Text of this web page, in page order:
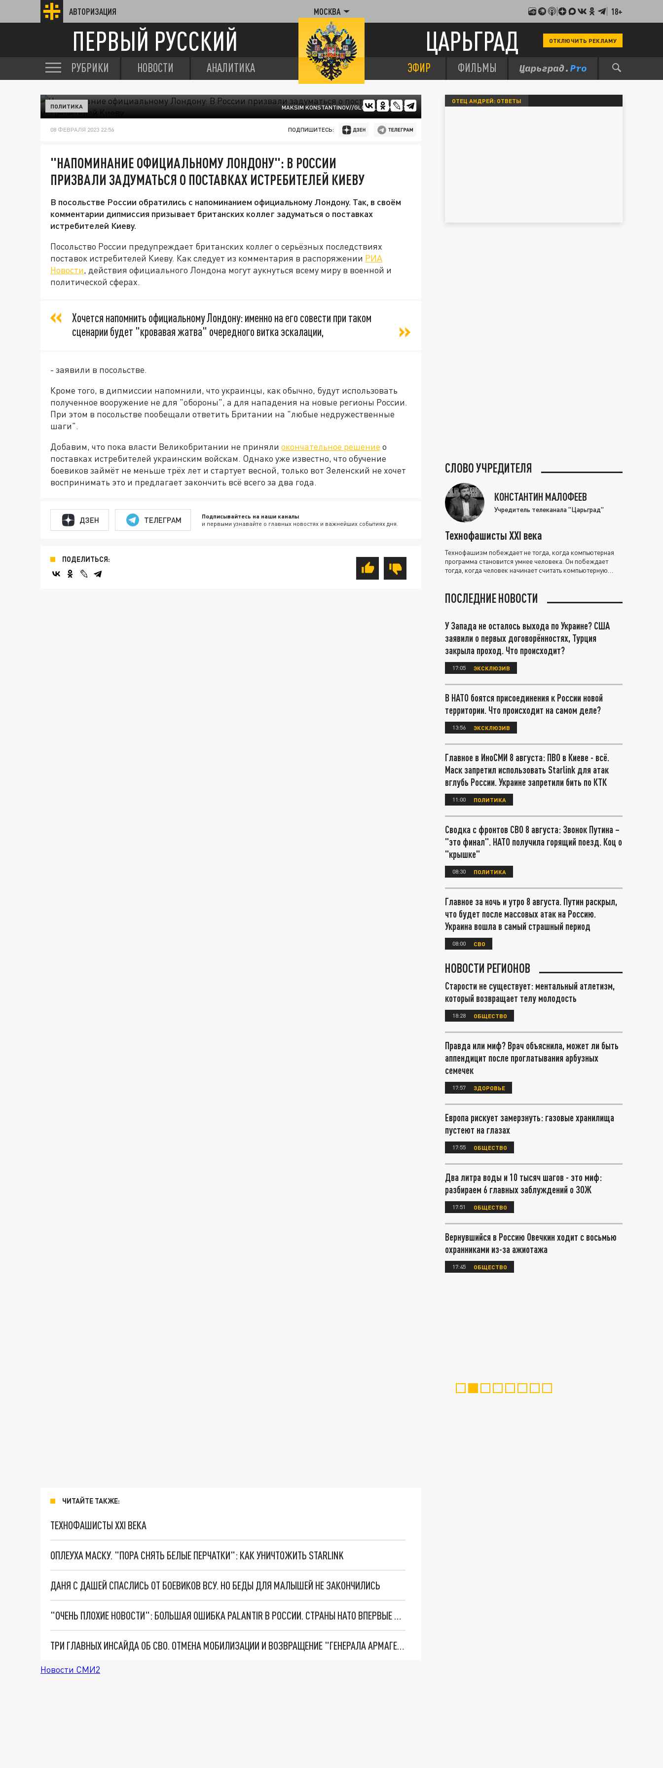
АВТОРИЗАЦИЯ МОСКВА 18+
ПЕРВЫЙ РУССКИЙ ЦАРЬГРАД ОТКЛЮЧИТЬ РЕКЛАМУ
РУБРИКИ НОВОСТИ АНАЛИТИКА ЭФИР ФИЛЬМЫ
MAKSIM KONSTANTINOV//GLOBALLOOKPRESS
ПОЛИТИКА
08 ФЕВРАЛЯ 2023 22:56 ПОДПИШИТЕСЬ:
"НАПОМИНАНИЕ ОФИЦИАЛЬНОМУ ЛОНДОНУ": В РОССИИ
ПРИЗВАЛИ ЗАДУМАТЬСЯ О ПОСТАВКАХ ИСТРЕБИТЕЛЕЙ КИЕВУ
В посольстве России обратились с напоминанием официальному Лондону. Так, в своём
комментарии дипмиссия призывает британских коллег задуматься о поставках
истребителей Киеву.
Посольство России предупреждает британских коллег о серьёзных последствиях
поставок истребителей Киеву. Как следует из комментария в распоряжении РИА
Новости, действия официального Лондона могут аукнуться всему миру в военной и
политической сферах.
Хочется напомнить официальному Лондону: именно на его совести при таком
сценарии будет "кровавая жатва" очередного витка эскалации,
- заявили в посольстве.
Кроме того, в дипмиссии напомнили, что украинцы, как обычно, будут использовать
полученное вооружение не для "обороны", а для нападения на новые регионы России.
При этом в посольстве пообещали ответить Британии на "любые недружественные
шаги".
Добавим, что пока власти Великобритании не приняли окончательное решение о
поставках истребителей украинским войскам. Однако уже известно, что обучение
боевиков займёт не меньше трёх лет и стартует весной, только вот Зеленский не хочет
воспринимать это и предлагает закончить всё всего за два года.
ДЗЕН ТЕЛЕГРАМ Подписывайтесь на наши каналы
и первыми узнавайте о главных новостях и важнейших событиях дня.
ПОДЕЛИТЬСЯ:
ЧИТАЙТЕ ТАКЖЕ:
ТЕХНОФАШИСТЫ XXI ВЕКА
ОПЛЕУХА МАСКУ. "ПОРА СНЯТЬ БЕЛЫЕ ПЕРЧАТКИ": КАК УНИЧТОЖИТЬ STARLINK
ДАНЯ С ДАШЕЙ СПАСЛИСЬ ОТ БОЕВИКОВ ВСУ. НО БЕДЫ ДЛЯ МАЛЫШЕЙ НЕ ЗАКОНЧИЛИСЬ
"ОЧЕНЬ ПЛОХИЕ НОВОСТИ": БОЛЬШАЯ ОШИБКА PALANTIR В РОССИИ. СТРАНЫ НАТО ВПЕРВЫЕ ЗА СВО ОСТАНОВИЛИ ПОСТАВКИ ОРУЖИЯ. ВСУ ТЕРЯЮТ ПРИГРАНИЧЬЕ?
ТРИ ГЛАВНЫХ ИНСАЙДА ОБ СВО. ОТМЕНА МОБИЛИЗАЦИИ И ВОЗВРАЩЕНИЕ "ГЕНЕРАЛА АРМАГЕДДОНА"? ОТЛИЧНЫЕ НОВОСТИ, КОТОРЫЕ ЖДАЛИ ВСЕ
Новости СМИ2
ОТЕЦ АНДРЕЙ: ОТВЕТЫ
СЛОВО УЧРЕДИТЕЛЯ
КОНСТАНТИН МАЛОФЕЕВ
Учредитель телеканала "Царьград"
Технофашисты XXI века
Технофашизм побеждает не тогда, когда компьютерная
программа становится умнее человека. Он побеждает
тогда, когда человек начинает считать компьютерную
ПОСЛЕДНИЕ НОВОСТИ
У Запада не осталось выхода по Украине? США
заявили о первых договорённостях, Турция
закрыла проход. Что происходит?
17:05 ЭКСКЛЮЗИВ
В НАТО боятся присоединения к России новой
территории. Что происходит на самом деле?
13:56 ЭКСКЛЮЗИВ
Главное в ИноСМИ 8 августа: ПВО в Киеве - всё.
Маск запретил использовать Starlink для атак
вглубь России. Украине запретили бить по КТК
11:00 ПОЛИТИКА
Сводка с фронтов СВО 8 августа: Звонок Путина –
"это финал". НАТО получила горящий поезд. Коц о
"крышке"
08:30 ПОЛИТИКА
Главное за ночь и утро 8 августа. Путин раскрыл,
что будет после массовых атак на Россию.
Украина вошла в самый страшный период
08:00 СВО
НОВОСТИ РЕГИОНОВ
Старости не существует: ментальный атлетизм,
который возвращает телу молодость
18:28 ОБЩЕСТВО
Правда или миф? Врач объяснила, может ли быть
аппендицит после проглатывания арбузных
семечек
17:57 ЗДОРОВЬЕ
Европа рискует замерзнуть: газовые хранилища
пустеют на глазах
17:55 ОБЩЕСТВО
Два литра воды и 10 тысяч шагов - это миф:
разбираем 6 главных заблуждений о ЗОЖ
17:51 ОБЩЕСТВО
Вернувшийся в Россию Овечкин ходит с восьмью
охранниками из-за ажиотажа
17:45 ОБЩЕСТВО